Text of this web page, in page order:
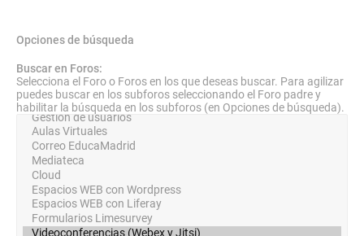
Opciones de búsqueda
Buscar en Foros:
Selecciona el Foro o Foros en los que deseas buscar. Para agilizar
puedes buscar en los subforos seleccionando el Foro padre y
habilitar la búsqueda en los subforos (en Opciones de búsqueda).